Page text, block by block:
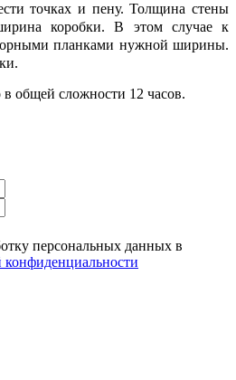
точках и пену. Толщина стены
коробки. В этом случае к
планками нужной ширины.
общей сложности 12 часов.
персональных данных в
конфиденциальности